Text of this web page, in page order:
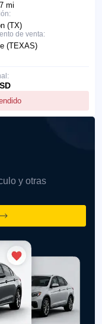
mi
(TX)
de venta:
(TEXAS)
y otras